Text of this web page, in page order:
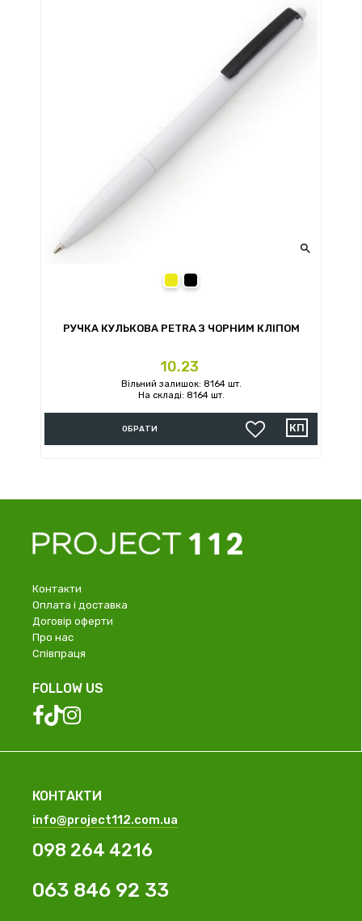

РУЧКА КУЛЬКОВА PETRA З ЧОРНИМ КЛІПОМ
Ціна
10.23
Вільний залишок: 8164 шт.
На складі: 8164 шт.
ОБРАТИ
Контакти
Оплата і доставка
Договір оферти
Про нас
Співпраця
FOLLOW US
КОНТАКТИ
info@project112.com.ua
098 264 4216
063 846 92 33